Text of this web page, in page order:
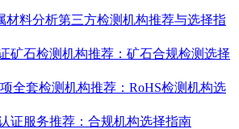
材料分析第三方检测机构推荐与选择指
矿石检测机构推荐：矿石合规检测选择
全套检测机构推荐：RoHS检测机构选
证服务推荐：合规机构选择指南